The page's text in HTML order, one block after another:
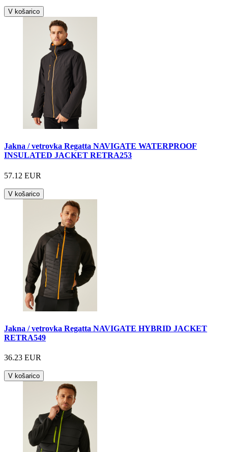
V košarico
Jakna / vetrovka Regatta NAVIGATE WATERPROOF
INSULATED JACKET RETRA253
57.12 EUR
V košarico
Jakna / vetrovka Regatta NAVIGATE HYBRID JACKET
RETRA549
36.23 EUR
V košarico